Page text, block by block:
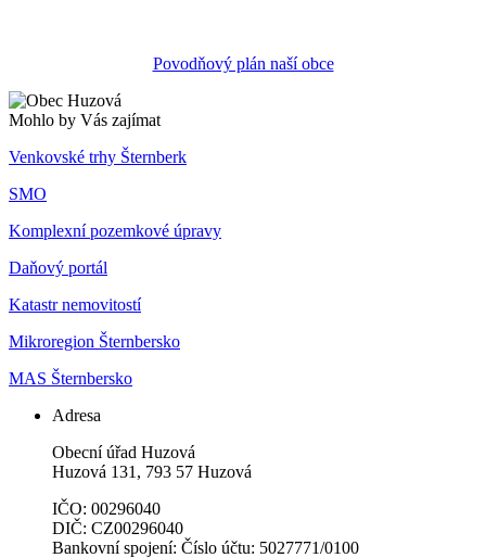
Povodňový plán naší obce
Mohlo by Vás zajímat
Venkovské trhy Šternberk
SMO
Komplexní pozemkové úpravy
Daňový portál
Katastr nemovitostí
Mikroregion Šternbersko
MAS Šternbersko
Adresa
Obecní úřad Huzová
Huzová 131, 793 57 Huzová
IČO: 00296040
DIČ: CZ00296040
Bankovní spojení: Číslo účtu: 5027771/0100